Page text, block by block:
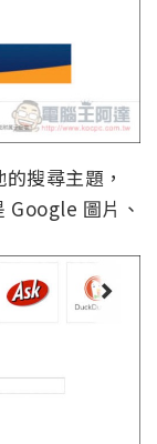
搜尋主題，
Google 圖片、